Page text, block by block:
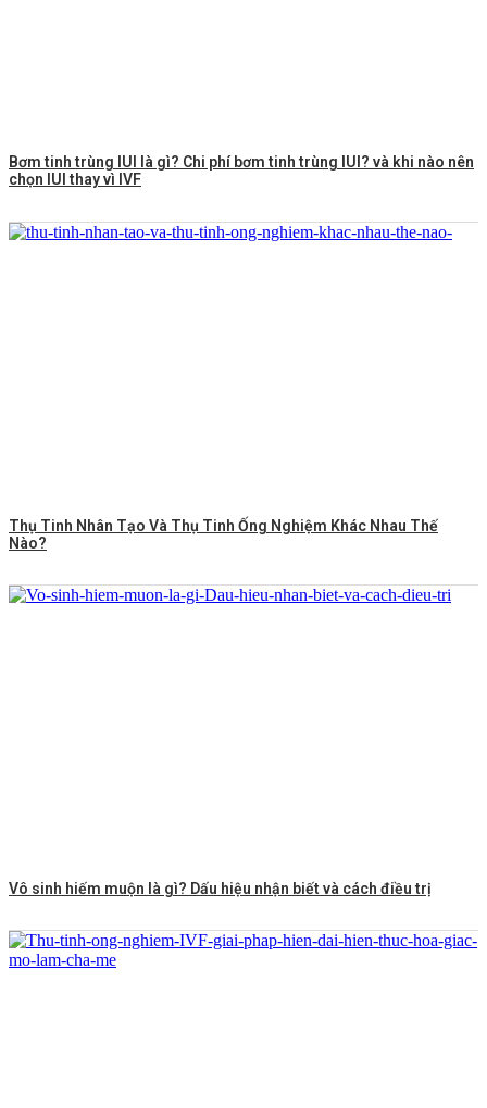
Bơm tinh trùng IUI là gì? Chi phí bơm tinh trùng IUI? và khi nào nên
chọn IUI thay vì IVF
Thụ Tinh Nhân Tạo Và Thụ Tinh Ống Nghiệm Khác Nhau Thế
Nào?
Vô sinh hiếm muộn là gì? Dấu hiệu nhận biết và cách điều trị